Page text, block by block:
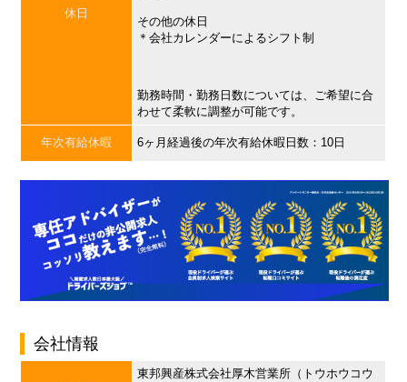
休日
その他の休日
＊会社カレンダーによるシフト制
勤務時間・勤務日数については、ご希望に合
わせて柔軟に調整が可能です。
年次有給休暇 6ヶ月経過後の年次有給休暇日数：10日
会社情報
東邦興産株式会社厚木営業所（トウホウコウ